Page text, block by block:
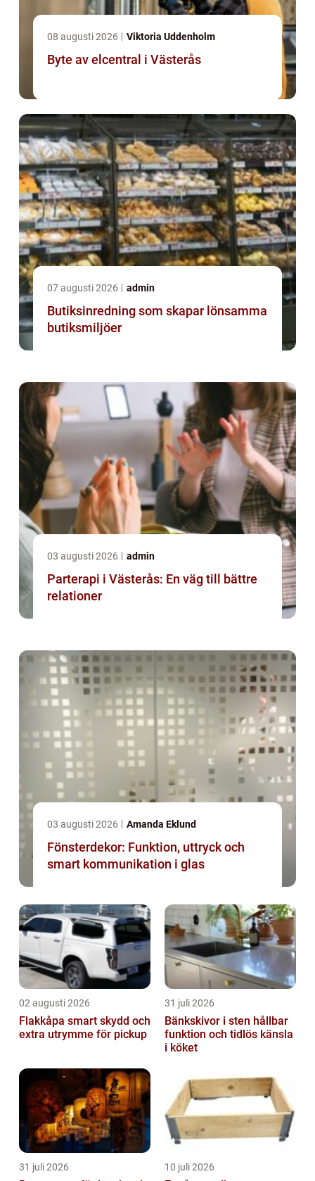
08 augusti 2026 Viktoria Uddenholm
Byte av elcentral i Västerås
07 augusti 2026 admin
Butiksinredning som skapar lönsamma
butiksmiljöer
03 augusti 2026 admin
Parterapi i Västerås: En väg till bättre
relationer
03 augusti 2026 Amanda Eklund
Fönsterdekor: Funktion, uttryck och
smart kommunikation i glas
02 augusti 2026
Flakkåpa smart skydd och
extra utrymme för pickup
31 juli 2026
Bänkskivor i sten hållbar
funktion och tidlös känsla
i köket
31 juli 2026 10 juli 2026